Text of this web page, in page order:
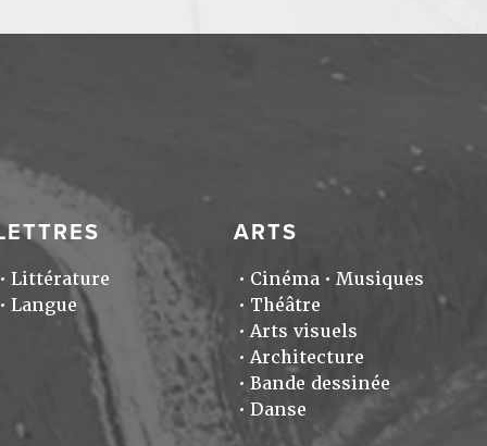
Littérature
Langue
ARTS
Cinéma
Musiques
Théâtre
Arts visuels
Architecture
Bande dessinée
Danse